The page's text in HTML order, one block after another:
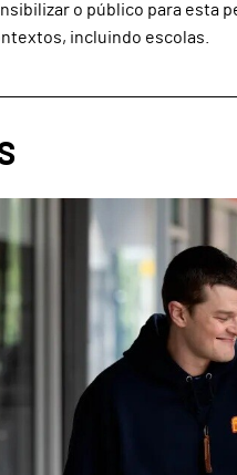
o público para esta
incluindo escolas.